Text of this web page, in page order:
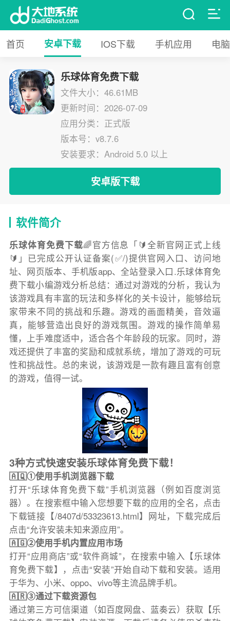
首页 安卓下载 IOS下载 手机应用 电
乐球体育免费下载
文件大小：46.61MB
更新时间：2026-07-09
应用分类：正式版
版本号：v8.7.6
安装要求：Android 5.0 以上
安卓版下载
软件简介
乐球体育免费下载🌈官方信息「🔰全新官网正式上线
🔰」已完成公开认证备案(✅/)提供官网入口、访问地
址、网页版本、手机版app、全站登录入口.乐球体育免
费下载小编游戏分析总结：通过对游戏的分析，我认为
该游戏具有丰富的玩法和多样化的关卡设计，能够给玩
家带来不同的挑战和乐趣。游戏的画面精美，音效逼
真，能够营造出良好的游戏氛围。游戏的操作简单易
懂，上手难度适中，适合各个年龄段的玩家。同时，游
戏还提供了丰富的奖励和成就系统，增加了游戏的可玩
性和挑战性。总的来说，该游戏是一款有趣且富有创意
的游戏，值得一试。
3种方式快速安装乐球体育免费下载！
🇦🇶①使用手机浏览器下载
打开“乐球体育免费下载”手机浏览器（例如百度浏览
器）。在搜索框中输入您想要下载的应用的全名，点击
下载链接【/8407d/53323613.html】网址，下载完成后
点击“允许安装未知来源应用”。
🇦🇬②使用手机内置应用市场
打开“应用商店”或“软件商城”，在搜索中输入【乐球体
育免费下载】，点击“安装”开始自动下载和安装。适用
于华为、小米、oppo、vivo等主流品牌手机。
🇦🇷③通过下载资源包
通过第三方可信渠道（如百度网盘、蓝奏云）获取【乐